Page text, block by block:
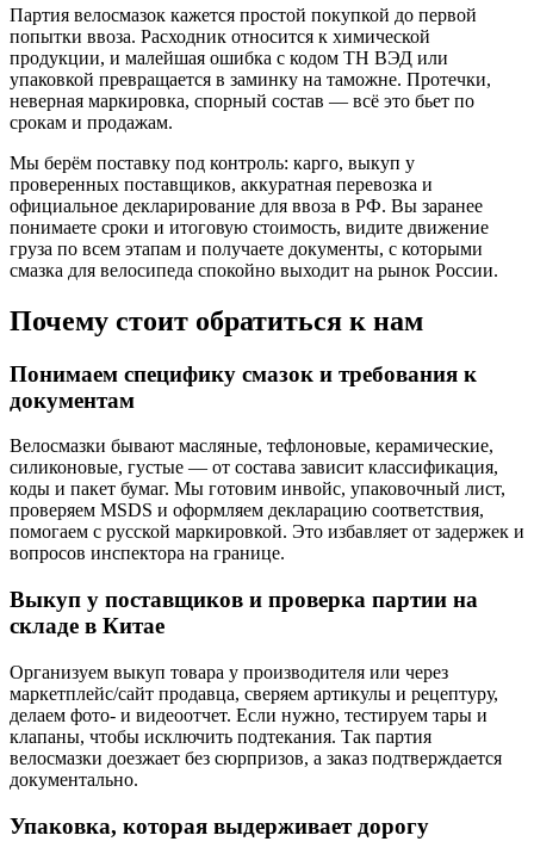
Партия велосмазок кажется простой покупкой до первой
попытки ввоза. Расходник относится к химической
продукции, и малейшая ошибка с кодом ТН ВЭД или
упаковкой превращается в заминку на таможне. Протечки,
неверная маркировка, спорный состав — всё это бьет по
срокам и продажам.
Мы берём поставку под контроль: карго, выкуп у
проверенных поставщиков, аккуратная перевозка и
официальное декларирование для ввоза в РФ. Вы заранее
понимаете сроки и итоговую стоимость, видите движение
груза по всем этапам и получаете документы, с которыми
смазка для велосипеда спокойно выходит на рынок России.
Почему стоит обратиться к нам
Понимаем специфику смазок и требования к
документам
Велосмазки бывают масляные, тефлоновые, керамические,
силиконовые, густые — от состава зависит классификация,
коды и пакет бумаг. Мы готовим инвойс, упаковочный лист,
проверяем MSDS и оформляем декларацию соответствия,
помогаем с русской маркировкой. Это избавляет от задержек и
вопросов инспектора на границе.
Выкуп у поставщиков и проверка партии на
складе в Китае
Организуем выкуп товара у производителя или через
маркетплейс/сайт продавца, сверяем артикулы и рецептуру,
делаем фото- и видеоотчет. Если нужно, тестируем тары и
клапаны, чтобы исключить подтекания. Так партия
велосмазки доезжает без сюрпризов, а заказ подтверждается
документально.
Упаковка, которая выдерживает дорогу